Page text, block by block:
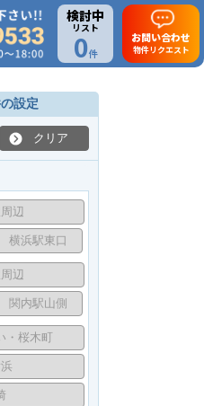
検討中
リスト
0件
お問い合わせ
物件リクエスト
設定
クリア
辺
横浜駅東口
辺
関内駅山側
・桜木町